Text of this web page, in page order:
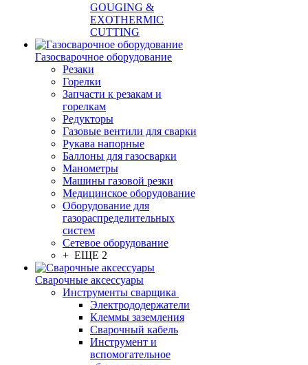
GOUGING &
EXOTHERMIC
CUTTING
Газосварочное оборудование
Резаки
Горелки
Запчасти к резакам и
горелкам
Редукторы
Газовые вентили для сварки
Рукава напорные
Баллоны для газосварки
Манометры
Машины газовой резки
Медицинское оборудование
Оборудование для
газораспределительных
систем
Сетевое оборудование
+ ЕЩЕ 2
Сварочные аксессуары
Инструменты сварщика
Электрододержатели
Клеммы заземления
Сварочный кабель
Инструмент и
вспомогательное